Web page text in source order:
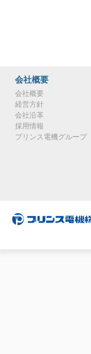
会社概要
会社概要
経営方針
会社沿革
採用情報
プリンス電機グループ